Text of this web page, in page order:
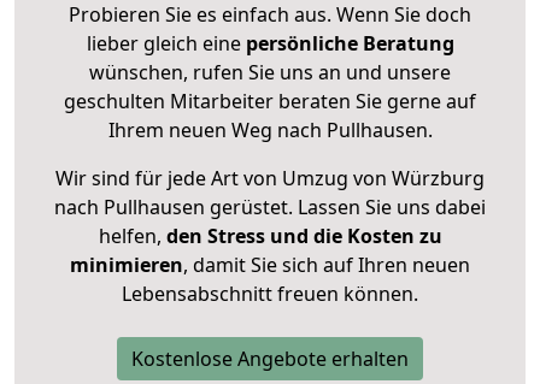
Probieren Sie es einfach aus. Wenn Sie doch
lieber gleich eine persönliche Beratung
wünschen, rufen Sie uns an und unsere
geschulten Mitarbeiter beraten Sie gerne auf
Ihrem neuen Weg nach Pullhausen.
Wir sind für jede Art von Umzug von Würzburg
nach Pullhausen gerüstet. Lassen Sie uns dabei
helfen, den Stress und die Kosten zu
minimieren, damit Sie sich auf Ihren neuen
Lebensabschnitt freuen können.
Kostenlose Angebote erhalten